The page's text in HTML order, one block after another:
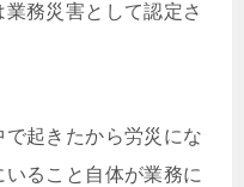
務災害として認定さ
起きたから労災にな
ること自体が業務に